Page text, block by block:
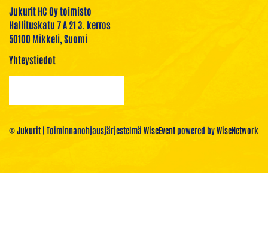
Jukurit HC Oy toimisto
Hallituskatu 7 A 21 3. kerros
50100 Mikkeli, Suomi
Yhteystiedot
© Jukurit | Toiminnanohjausjärjestelmä WiseEventpowered byWiseNetwork